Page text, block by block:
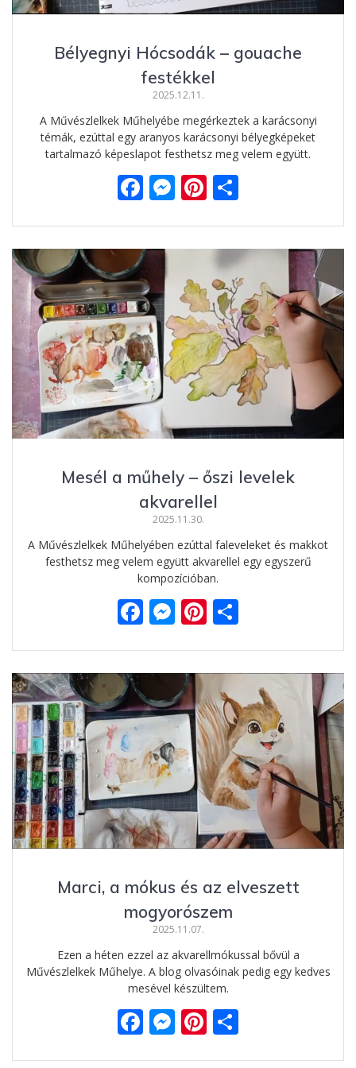
Bélyegnyi Hócsodák – gouache
festékkel
2025.12.11.
A Művészlelkek Műhelyébe megérkeztek a karácsonyi
témák, ezúttal egy aranyos karácsonyi bélyegképeket
tartalmazó képeslapot festhetsz meg velem együtt.
F
e
b
o
o
k
M
ss
n
g
er
Pi
er
e
st
za
m
e
g
Mesél a műhely – őszi levelek
akvarellel
2025.11.30.
A Művészlelkek Műhelyében ezúttal faleveleket és makkot
festhetsz meg velem együtt akvarellel egy egyszerű
kompozícióban.
F
e
o
o
k
M
ss
e
n
g
er
Pi
er
e
st
za
m
e
g
Marci, a mókus és az elveszett
mogyorószem
2025.11.07.
Ezen a héten ezzel az akvarellmókussal bővül a
Művészlelkek Műhelye. A blog olvasóinak pedig egy kedves
mesével készültem.
F M Pi